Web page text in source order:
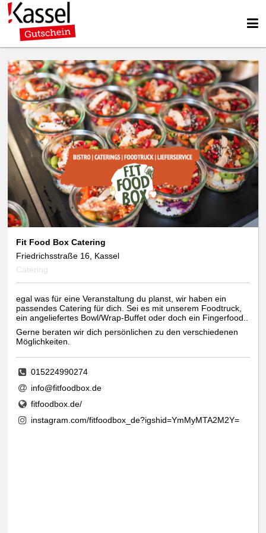
Fit Food Box Catering
Friedrichsstraße 16, Kassel
Catering
egal was für eine Veranstaltung du planst, wir haben ein
passendes Catering für dich. Sei es mit unserem Foodtruck,
ein angeliefertes Bowl/Wrap-Buffet oder doch ein Fingerfood..
Gerne beraten wir dich persönlichen zu den verschiedenen
Möglichkeiten.
015224990274
info@fitfoodbox.de
fitfoodbox.de/
instagram.com/fitfoodbox_de?igshid=YmMyMTA2M2Y=
data protection